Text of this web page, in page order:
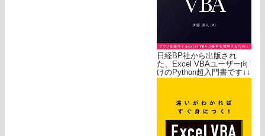
日経BP社から出版され
た、Excel VBAユーザー向
けのPython超入門書です↓↓